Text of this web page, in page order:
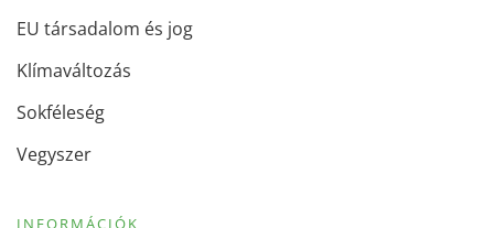
EU társadalom és jog
Klímaváltozás
Sokféleség
Vegyszer
INFORMÁCIÓK